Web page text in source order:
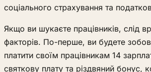
соціального страхування та
Якщо ви шукаєте працівників, слід
факторів. По-перше, ви будете
платити своїм працівникам 14
святкову плату та різдвяний бонус,